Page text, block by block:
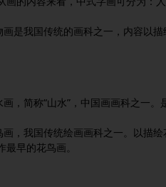
我国传统的画科之一，内容以描
简称“山水”，中国画画科之一。
我国传统绘画画科之一。以描绘
最早的花鸟画。